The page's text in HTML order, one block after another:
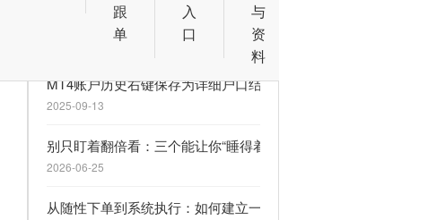
跟
单
入
口
与
资
料
MT4账户历史右键保存为详细户口结单分两行显示的解决方案
2025-09-13
别只盯着翻倍看：三个能让你“睡得着觉”的 MQL5 信号
2026-06-25
从随性下单到系统执行：如何建立一套救命的交易计划